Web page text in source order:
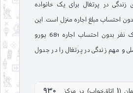
زندگی در پرتغال برای یک خانواده
2411 یورو، بدون احتساب مبلغ اجاره منزل است. این
هزینه ماهانه برای یک نفر بدون احتساب اجاره 681 یورو
و مهم زندگی در پرتغال را در جدول